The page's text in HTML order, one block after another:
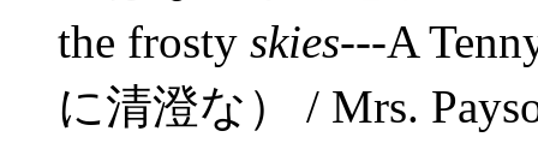
the frosty skies---A
に清澄な） / Mrs.